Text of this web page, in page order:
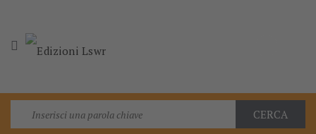

CERCA